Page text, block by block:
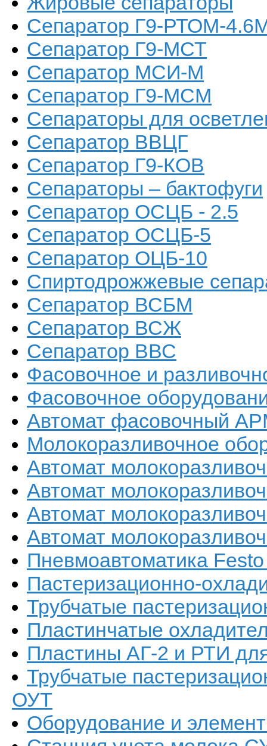
Сепаратор Г9-РТОМ-
Сепаратор Г9-МСТ
Сепаратор МСИ-М
Сепаратор Г9-МСМ
Сепараторы для
Сепаратор ВВЦГ
Сепаратор Г9-КОВ
Сепараторы – бактофуги
Сепаратор ОСЦБ - 2.5
Сепаратор ОСЦБ-5
Сепаратор ОЦБ-10
Спиртодрожжевые
Сепаратор ВСБМ
Сепаратор ВСЖ
Сепаратор ВВС
Фасовочное и
Фасовочное
Автомат фасовочный
Молокоразливочное
Автомат
Автомат
Автомат
Автомат
Пневмоавтоматика
Пастеризационно-
Трубчатые
Пластинчатые
Пластины АГ-2 и РТИ
Трубчатые
ОУТ
Оборудование и